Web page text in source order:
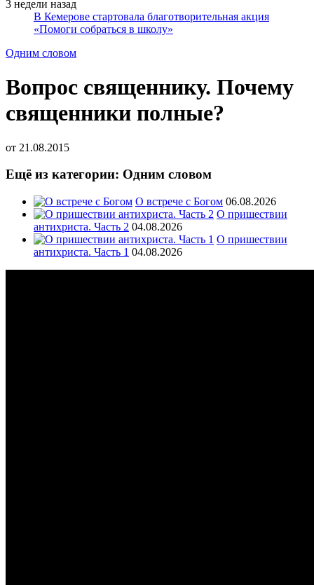
3 недели назад
В Кемерове стартовала благотворительная акция
«Помоги собраться в школу»
Одним словом
Вопрос священнику. Почему
священники полные?
от 21.08.2015
Ещё из категории: Одним словом
О встрече с Богом 06.08.2026
О пришествии
антихриста. Часть 2 04.08.2026
О пришествии
антихриста. Часть 1 04.08.2026